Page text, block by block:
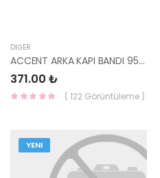
DIĞER
ACCENT ARKA KAPI BANDI 95-00 87731-22000-YS
371.00 ₺
( 122 Görüntüleme )
YENI